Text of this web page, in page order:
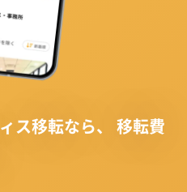
ス移転なら、
移転費